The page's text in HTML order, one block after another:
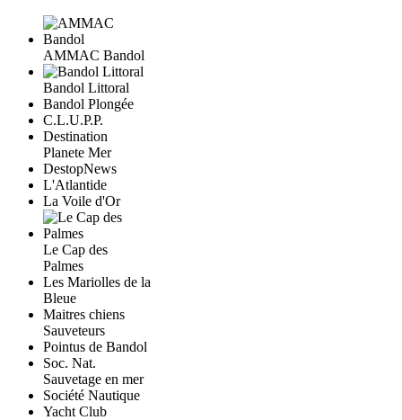
AMMAC Bandol
Bandol Littoral
Bandol Plongée
C.L.U.P.P.
Destination
Planete Mer
DestopNews
L'Atlantide
La Voile d'Or
Le Cap des
Palmes
Les Mariolles de la
Bleue
Maitres chiens
Sauveteurs
Pointus de Bandol
Soc. Nat.
Sauvetage en mer
Société Nautique
Yacht Club